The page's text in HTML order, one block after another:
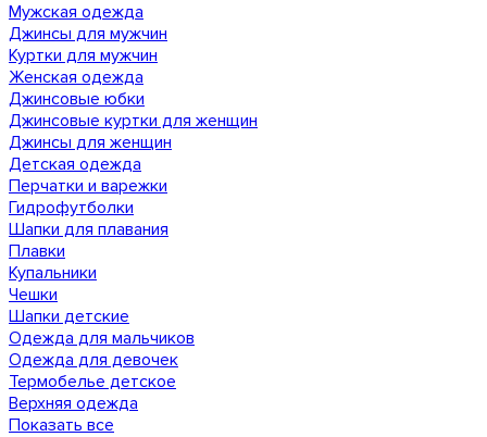
Мужская одежда
Джинсы для мужчин
Куртки для мужчин
Женская одежда
Джинсовые юбки
Джинсовые куртки для женщин
Джинсы для женщин
Детская одежда
Перчатки и варежки
Гидрофутболки
Шапки для плавания
Плавки
Купальники
Чешки
Шапки детские
Одежда для мальчиков
Одежда для девочек
Термобелье детское
Верхняя одежда
Показать все